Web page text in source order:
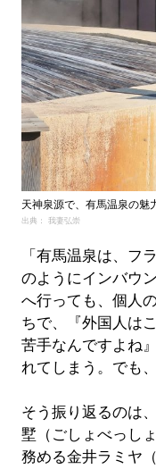
天神泉源で、有馬温泉の魅
出典： 我妻弘崇
「有馬温泉は、フ
のようにインバウ
へ行っても、個人
ちで、『外国人は
苦手なんですよね
れてしまう。でも
そう振り返るのは
墅（ごしょべっし
務める金井ラミヤ